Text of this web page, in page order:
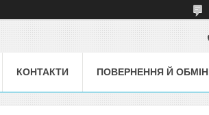
КОНТАКТИ ПОВЕРНЕННЯ Й ОБМІН